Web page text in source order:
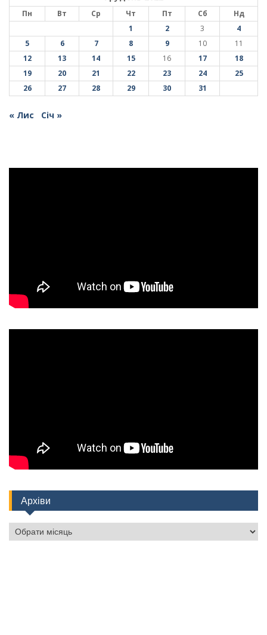
Пн Вт Ср Чт Пт Сб
Нд
1
2 3
4
5
6 7 8 9 10
11
12
13 14 15 16 17
18
19
20 21 22 23 24
25
26
27 28 29 30 31
« Лис Січ »
Архіви
Архіви